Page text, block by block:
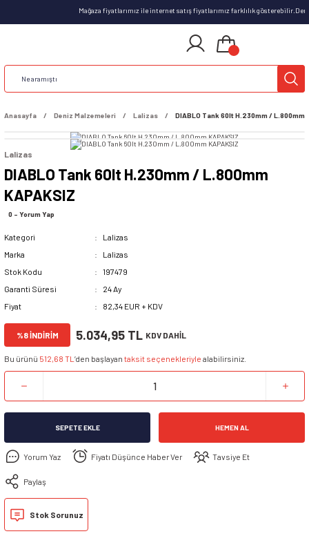
Mağaza fiyatlarımız ile internet satış fiyatlarımız farklılık
Anasayfa Deniz Malzemeleri Lalizas DIABLO Tank 60lt H.230mm / L.800mm
Lalizas
DIABLO Tank 60lt H.230mm / L.800mm
KAPAKSIZ
0 - Yorum Yap
Kategori
Lalizas
Marka
Lalizas
Stok Kodu
197479
Garanti Süresi
24 Ay
Fiyat
82,34 EUR + KDV
%8 İNDİRİM 5.034,95 TL KDV DAHİL
Bu ürünü 512,68 TL ’den başlayan taksit seçenekleriyle alabilirsiniz.
SEPETE EKLE HEMEN AL
Yorum Yaz Fiyatı Düşünce Haber Ver Tavsiye Et
Paylaş
Stok Sorunuz